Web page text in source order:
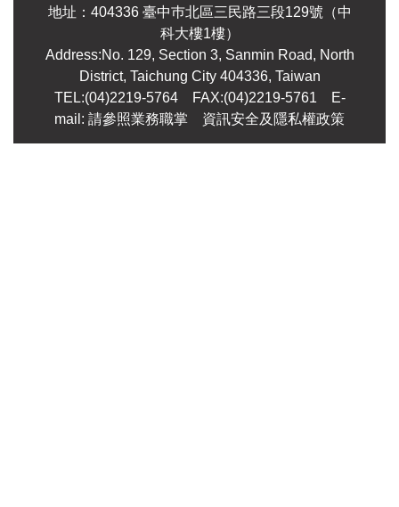
地址：404336 臺中巿北區三民路三段129號（中
科大樓1樓）
Address:No. 129, Section 3, Sanmin Road, North
District, Taichung City 404336, Taiwan
TEL:(04)2219-5764 FAX:(04)2219-5761
E-
mail: 請參照業務職掌
資訊安全及隱私權政策